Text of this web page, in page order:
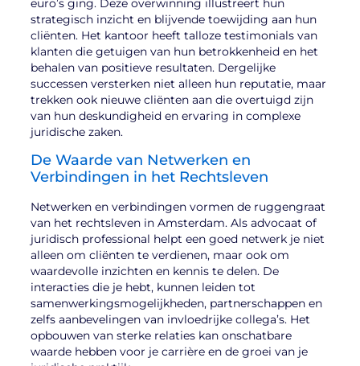
euro’s ging. Deze overwinning illustreert hun
strategisch inzicht en blijvende toewijding aan hun
cliënten. Het kantoor heeft talloze testimonials van
klanten die getuigen van hun betrokkenheid en het
behalen van positieve resultaten. Dergelijke
successen versterken niet alleen hun reputatie, maar
trekken ook nieuwe cliënten aan die overtuigd zijn
van hun deskundigheid en ervaring in complexe
juridische zaken.
De Waarde van Netwerken en
Verbindingen in het Rechtsleven
Netwerken en verbindingen vormen de ruggengraat
van het rechtsleven in Amsterdam. Als advocaat of
juridisch professional helpt een goed netwerk je niet
alleen om cliënten te verdienen, maar ook om
waardevolle inzichten en kennis te delen. De
interacties die je hebt, kunnen leiden tot
samenwerkingsmogelijkheden, partnerschappen en
zelfs aanbevelingen van invloedrijke collega’s. Het
opbouwen van sterke relaties kan onschatbare
waarde hebben voor je carrière en de groei van je